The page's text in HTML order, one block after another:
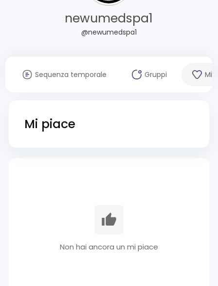
newumedspa1
@newumedspa1
Sequenza temporale Gruppi Mi
Mi piace
Non hai ancora un mi piace